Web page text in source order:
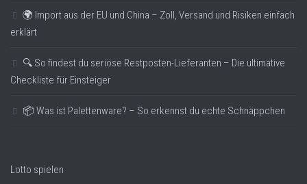
🌍 Import aus der EU und China – Zoll, Versand und Risiken einfach
erklärt
🔍 So findest du seriöse Restposten-Lieferanten – Die ultimative
Checkliste für Einsteiger
📦 Was ist Palettenware? – So erkennst du echte Schnäppchen
Lotto spielen